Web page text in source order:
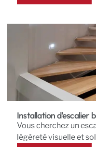
Installation d'escalier
Vous cherchez un
légèreté visuelle et